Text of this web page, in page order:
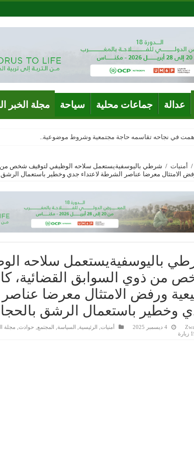
عدالة جماعات محلية سياحة مجلة الخبر
في نجاحه تقاسمه حاجة مجتمعية وشروط موضوعية..
/ أمنيات / شرطي باليوسفيةيستعمل سلاحه الوظيفي لتوقيف شخص من
الامتثال معرضا عناصر الشرطة لاعتداء جدي وخطير باستعمال الرشق
باليوسفيةيستعمل سلاحه
من ذوي السوابق القضائية،
ورفض الامتثال معرضا عناصر
وخطير باستعمال الرشق
4 ديسمبر 2025 أمنيات الرئيسية السياسة المجتمع حوادث مجلة